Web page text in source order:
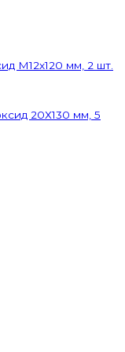
M12х120 мм, 2 шт.